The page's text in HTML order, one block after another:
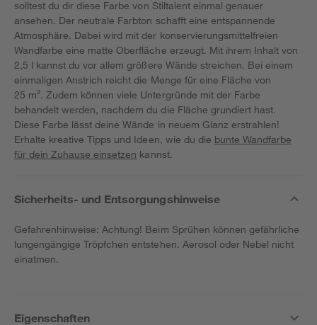
solltest du dir diese Farbe von Stiltalent einmal genauer
ansehen. Der neutrale Farbton schafft eine entspannende
Atmosphäre. Dabei wird mit der konservierungsmittelfreien
Wandfarbe eine matte Oberfläche erzeugt. Mit ihrem Inhalt von
2,5 l kannst du vor allem größere Wände streichen. Bei einem
einmaligen Anstrich reicht die Menge für eine Fläche von
25 m². Zudem können viele Untergründe mit der Farbe
behandelt werden, nachdem du die Fläche grundiert hast.
Diese Farbe lässt deine Wände in neuem Glanz erstrahlen!
Erhalte kreative Tipps und Ideen, wie du die bunte Wandfarbe
für dein Zuhause einsetzen kannst.
Sicherheits- und Entsorgungshinweise
Gefahrenhinweise: Achtung! Beim Sprühen können gefährliche
lungengängige Tröpfchen entstehen. Aerosol oder Nebel nicht
einatmen.
Eigenschaften